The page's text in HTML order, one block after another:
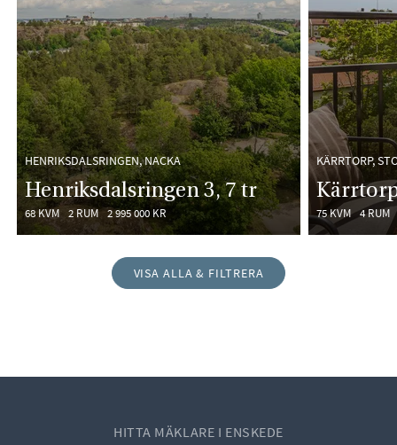
HENRIKSDALSRINGEN, NACKA
Henriksdalsringen 3, 7 tr
68 KVM 2 RUM 2 995 000 KR
KÄRRTORP,
75 KVM 4 RUM
VISA ALLA & FILTRERA
HITTA MÄKLARE I ENSKEDE